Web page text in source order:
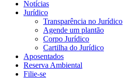
Notícias
Jurídico
Transparência no Jurídico
Agende um plantão
Corpo Jurídico
Cartilha do Jurídico
Aposentados
Reserva Ambiental
Filie-se